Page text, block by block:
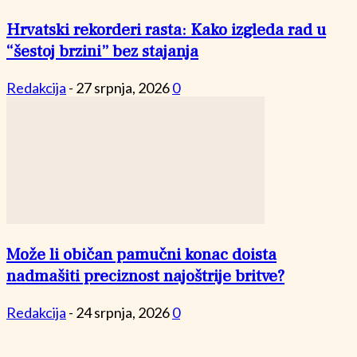
Hrvatski rekorderi rasta: Kako izgleda rad u
“šestoj brzini” bez stajanja
Redakcija - 27 srpnja, 20260
Može li običan pamučni konac doista
nadmašiti preciznost najoštrije britve?
Redakcija - 24 srpnja, 20260